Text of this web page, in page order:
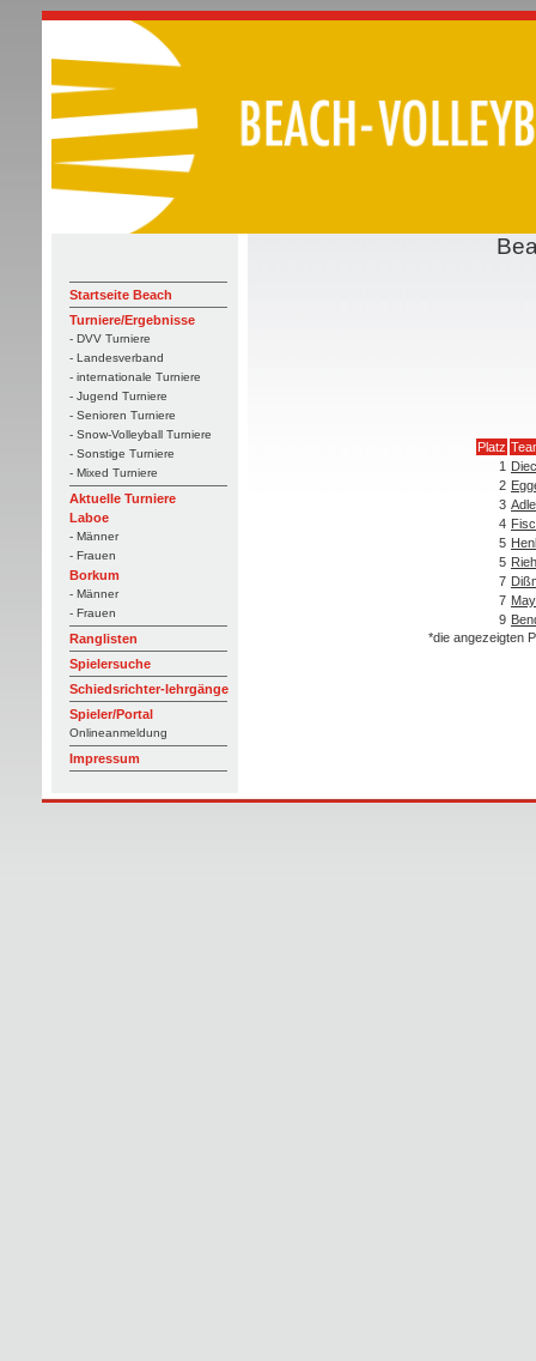
Startseite Beach
Turniere/Ergebnisse
- DVV Turniere
- Landesverband
- internationale Turniere
- Jugend Turniere
- Senioren Turniere
- Snow-Volleyball Turniere
- Sonstige Turniere
- Mixed Turniere
Aktuelle Turniere
Laboe
- Männer
- Frauen
Borkum
- Männer
- Frauen
Ranglisten
Spielersuche
Schiedsrichter-lehrgänge
Spieler/Portal
Onlineanmeldung
Impressum
Platz
1
2
3
4
5
5
7
7
9
*die angezeigten